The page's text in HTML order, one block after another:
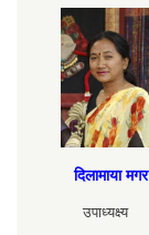
दिलामाया मगर
उपाध्यक्ष्य